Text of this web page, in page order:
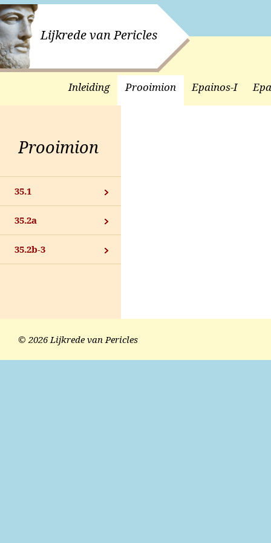
Lijkrede van Pericles
Inleiding Prooimion Epainos-I
Prooimion
35.1
35.2a
35.2b-3
© 2026 Lijkrede van Pericles